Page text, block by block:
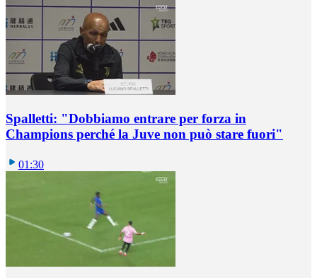
Spalletti: "Dobbiamo entrare per forza in
Champions perché la Juve non può stare fuori"
01:30